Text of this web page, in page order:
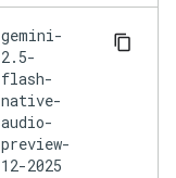
gemini-
2.5-
flash-
native-
audio-
preview-
12-2025